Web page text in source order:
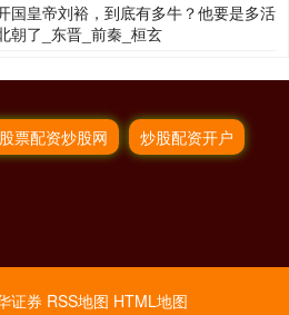
国皇帝刘裕，到底有多牛？他要是多活
朝了_东晋_前秦_桓玄
票配资炒股网 炒股配资开户
证券 RSS地图 HTML地图